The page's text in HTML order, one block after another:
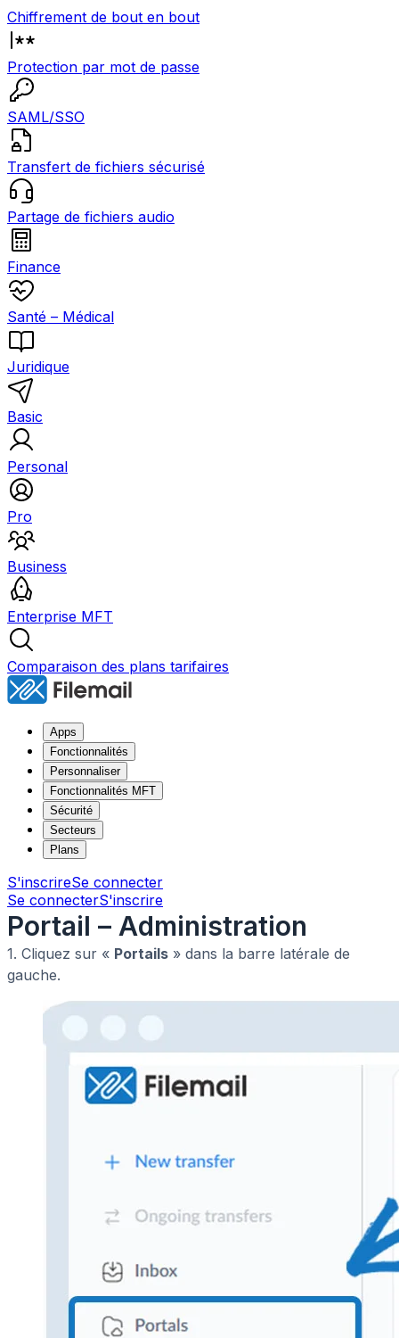
Chiffrement de bout en bout
Protection par mot de passe
SAML/SSO
Transfert de fichiers sécurisé
Partage de fichiers audio
Finance
Santé – Médical
Juridique
Basic
Personal
Pro
Business
Enterprise MFT
Comparaison des plans tarifaires
Apps
Fonctionnalités
Personnaliser
Fonctionnalités MFT
Sécurité
Secteurs
Plans
S'inscrireSe connecter
Se connecterS'inscrire
Portail – Administration
1. Cliquez sur « Portails » dans la barre latérale de
gauche.